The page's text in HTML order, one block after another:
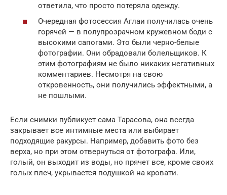
ответила, что просто потеряла одежду.
Очередная фотосессия Аглаи получилась очень
горячей — в полупрозрачном кружевном боди с
высокими сапогами. Это были черно-белые
фотографии. Они обрадовали болельщиков. К
этим фотографиям не было никаких негативных
комментариев. Несмотря на свою
откровенность, они получились эффектными, а
не пошлыми.
Если снимки публикует сама Тарасова, она всегда
закрывает все интимные места или выбирает
подходящие ракурсы. Например, добавить фото без
верха, но при этом отвернуться от фотографа. Или,
голый, он выходит из воды, но прячет все, кроме своих
голых плеч, укрывается подушкой на кровати.